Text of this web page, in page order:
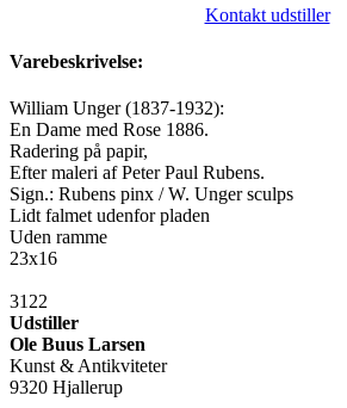
Kontakt udstiller
Varebeskrivelse:
William Unger (1837-1932):
En Dame med Rose 1886.
Radering på papir,
Efter maleri af Peter Paul Rubens.
Sign.: Rubens pinx / W. Unger sculps
Lidt falmet udenfor pladen
Uden ramme
23x16
3122
Udstiller
Ole Buus Larsen
Kunst & Antikviteter
9320 Hjallerup